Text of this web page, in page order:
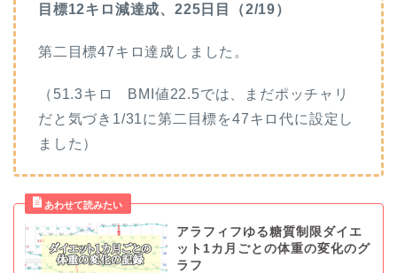
目標12キロ減達成、225日目（2/19）
第二目標47キロ達成しました。
（51.3キロ BMI値22.5では、まだポッチャリ
だと気づき1/31に第二目標を47キロ代に設定し
ました）
アラフィフゆる糖質制限ダイエ
ット1カ月ごとの体重の変化のグ
ラフ